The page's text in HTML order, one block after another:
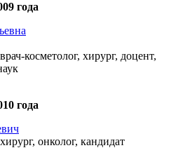
года
косметолог, хирург, доцент,
года
онколог, кандидат